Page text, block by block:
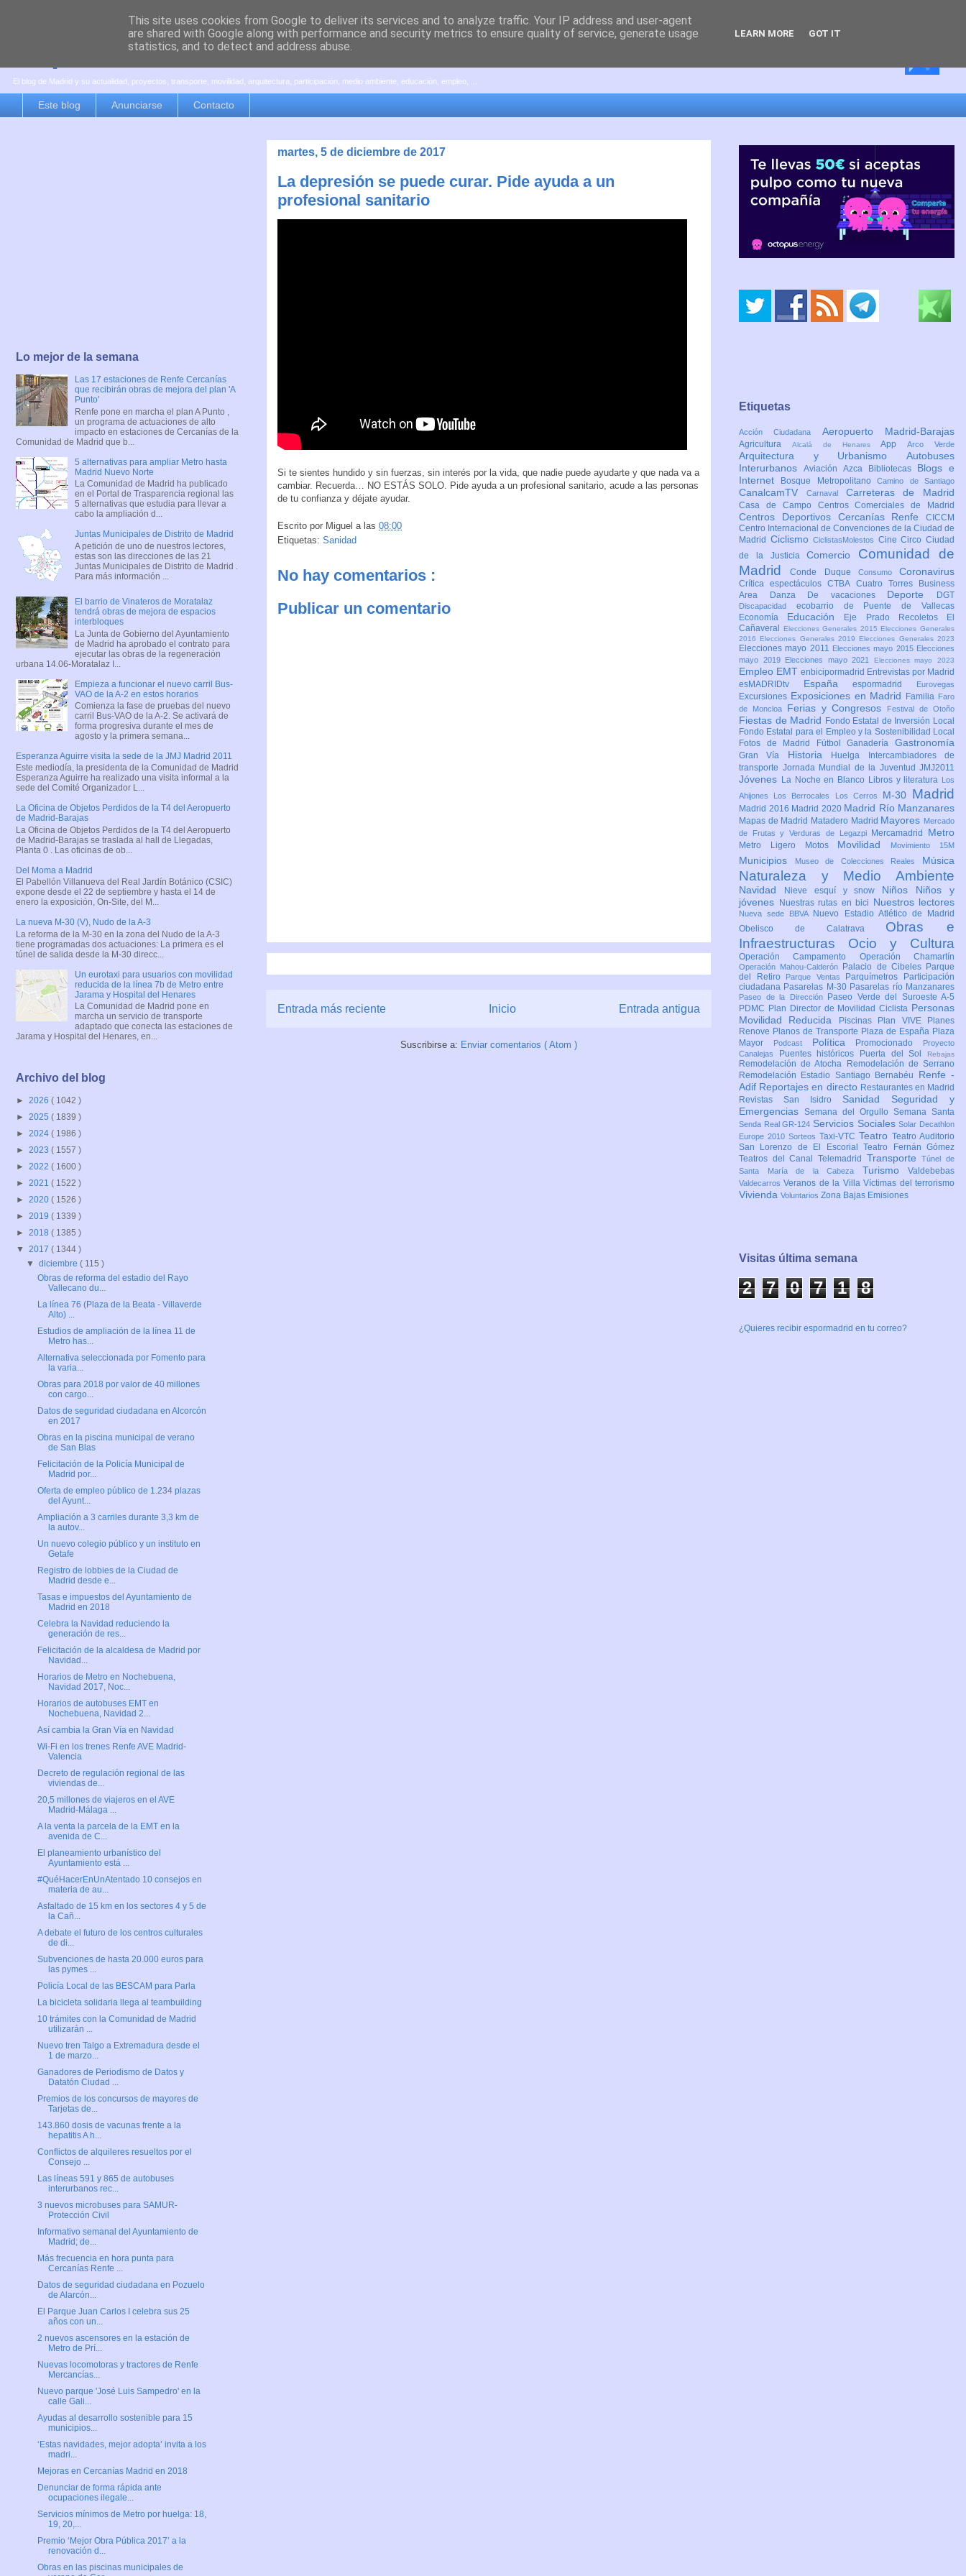
es por madrid
El blog de Madrid y su actualidad, proyectos, transporte, movilidad, arquitectura, participación, medio ambiente, educación, empleo, ...
Este blog Anunciarse Contacto
martes, 5 de diciembre de 2017
La depresión se puede curar. Pide ayuda a un
profesional sanitario
Si te sientes hundido y sin fuerzas, sin interés por la vida, que nadie puede ayudarte y que nada va a
cambiar. Recuerda… NO ESTÁS SOLO. Pide ayuda a un profesional sanitario, acude a las personas
de tu confianza y déjate ayudar.
Escrito por Miguel a las 08:00
Etiquetas: Sanidad
No hay comentarios :
Publicar un comentario
Entrada más reciente Entrada antigua
Inicio
Suscribirse a: Enviar comentarios ( Atom )
Lo mejor de la semana
Las 17 estaciones de Renfe Cercanías
que recibirán obras de mejora del plan 'A
Punto'
Renfe pone en marcha el plan A Punto ,
un programa de actuaciones de alto
impacto en estaciones de Cercanías de la
Comunidad de Madrid que b...
5 alternativas para ampliar Metro hasta
Madrid Nuevo Norte
La Comunidad de Madrid ha publicado
en el Portal de Trasparencia regional las
5 alternativas que estudia para llevar a
cabo la ampliación d...
Juntas Municipales de Distrito de Madrid
A petición de uno de nuestros lectores,
estas son las direcciones de las 21
Juntas Municipales de Distrito de Madrid .
Para más información ...
El barrio de Vinateros de Moratalaz
tendrá obras de mejora de espacios
interbloques
La Junta de Gobierno del Ayuntamiento
de Madrid ha aprobado el contrato para
ejecutar las obras de la regeneración
urbana 14.06-Moratalaz I...
Empieza a funcionar el nuevo carril Bus-
VAO de la A-2 en estos horarios
Comienza la fase de pruebas del nuevo
carril Bus-VAO de la A-2. Se activará de
forma progresiva durante el mes de
agosto y la primera semana...
Esperanza Aguirre visita la sede de la JMJ Madrid 2011
Este mediodía, la presidenta de la Comunidad de Madrid
Esperanza Aguirre ha realizado una visita informal a la
sede del Comité Organizador L...
La Oficina de Objetos Perdidos de la T4 del Aeropuerto
de Madrid-Barajas
La Oficina de Objetos Perdidos de la T4 del Aeropuerto
de Madrid-Barajas se traslada al hall de Llegadas,
Planta 0 . Las oficinas de ob...
Del Moma a Madrid
El Pabellón Villanueva del Real Jardín Botánico (CSIC)
expone desde el 22 de septiembre y hasta el 14 de
enero la exposición, On-Site, del M...
La nueva M-30 (V), Nudo de la A-3
La reforma de la M-30 en la zona del Nudo de la A-3
tiene programadas dos actuaciones: La primera es el
túnel de salida desde la M-30 direcc...
Un eurotaxi para usuarios con movilidad
reducida de la línea 7b de Metro entre
Jarama y Hospital del Henares
La Comunidad de Madrid pone en
marcha un servicio de transporte
adaptado que conecta las estaciones de
Jarama y Hospital del Henares, en...
Archivo del blog
► 2026 ( 1042 )
► 2025 ( 1839 )
► 2024 ( 1986 )
► 2023 ( 1557 )
► 2022 ( 1600 )
► 2021 ( 1522 )
► 2020 ( 1526 )
► 2019 ( 1339 )
► 2018 ( 1385 )
▼ 2017 ( 1344 )
▼diciembre( 115 )
Obras de reforma del estadio del Rayo
Vallecano du...
La línea 76 (Plaza de la Beata - Villaverde
Alto) ...
Estudios de ampliación de la línea 11 de
Metro has...
Alternativa seleccionada por Fomento para
la varia...
Obras para 2018 por valor de 40 millones
con cargo...
Datos de seguridad ciudadana en Alcorcón
en 2017
Obras en la piscina municipal de verano
de San Blas
Felicitación de la Policía Municipal de
Madrid por...
Oferta de empleo público de 1.234 plazas
del Ayunt...
Ampliación a 3 carriles durante 3,3 km de
la autov...
Un nuevo colegio público y un instituto en
Getafe
Registro de lobbies de la Ciudad de
Madrid desde e...
Tasas e impuestos del Ayuntamiento de
Madrid en 2018
Celebra la Navidad reduciendo la
generación de res...
Felicitación de la alcaldesa de Madrid por
Navidad...
Horarios de Metro en Nochebuena,
Navidad 2017, Noc...
Horarios de autobuses EMT en
Nochebuena, Navidad 2...
Así cambia la Gran Vía en Navidad
Wi-Fi en los trenes Renfe AVE Madrid-
Valencia
Decreto de regulación regional de las
viviendas de...
20,5 millones de viajeros en el AVE
Madrid-Málaga ...
A la venta la parcela de la EMT en la
avenida de C...
El planeamiento urbanístico del
Ayuntamiento está ...
#QuéHacerEnUnAtentado 10 consejos en
materia de au...
Asfaltado de 15 km en los sectores 4 y 5 de
la Cañ...
A debate el futuro de los centros culturales
de di...
Subvenciones de hasta 20.000 euros para
las pymes ...
Policía Local de las BESCAM para Parla
La bicicleta solidaria llega al teambuilding
10 trámites con la Comunidad de Madrid
utilizarán ...
Nuevo tren Talgo a Extremadura desde el
1 de marzo...
Ganadores de Periodismo de Datos y
Datatón Ciudad ...
Premios de los concursos de mayores de
Tarjetas de...
143.860 dosis de vacunas frente a la
hepatitis A h...
Conflictos de alquileres resueltos por el
Consejo ...
Las líneas 591 y 865 de autobuses
interurbanos rec...
3 nuevos microbuses para SAMUR-
Protección Civil
Informativo semanal del Ayuntamiento de
Madrid; de...
Más frecuencia en hora punta para
Cercanías Renfe ...
Datos de seguridad ciudadana en Pozuelo
de Alarcón...
El Parque Juan Carlos I celebra sus 25
años con un...
2 nuevos ascensores en la estación de
Metro de Prí...
Nuevas locomotoras y tractores de Renfe
Mercancías...
Nuevo parque 'José Luis Sampedro' en la
calle Gali...
Ayudas al desarrollo sostenible para 15
municipios...
‘Estas navidades, mejor adopta’ invita a los
madri...
Mejoras en Cercanías Madrid en 2018
Denunciar de forma rápida ante
ocupaciones ilegale...
Servicios mínimos de Metro por huelga: 18,
19, 20,...
Premio ‘Mejor Obra Pública 2017’ a la
renovación d...
Obras en las piscinas municipales de
Etiquetas
Acción Ciudadana Aeropuerto Madrid-Barajas
Agricultura Alcalá de HenaresAppArco Verde
Arquitectura y Urbanismo Autobuses
Interurbanos Aviación Azca Bibliotecas Blogs e
Internet
Bosque MetropolitanoCamino de Santiago
CanalcamTV Carnaval Carreteras de Madrid
Casa de Campo Centros Comerciales de Madrid
Centros Deportivos Cercanías Renfe CICCM
Centro Internacional de Convenciones de la Ciudad de
Madrid CiclismoCiclistasMolestos CineCircoCiudad
de la JusticiaComercio Comunidad de
MadridConde Duque Consumo Coronavirus
Crítica espectáculosCTBA Cuatro Torres Business
Area
Danza De vacaciones Deporte DGT
Discapacidad ecobarrio de Puente de Vallecas
Economía Educación Eje Prado Recoletos
El
Cañaveral
Elecciones Generales 2015 Elecciones Generales
2016 Elecciones Generales 2019 Elecciones Generales 2023
Elecciones mayo 2011 Elecciones mayo 2015 Elecciones
mayo 2019
Elecciones mayo 2021 Elecciones mayo 2023
Empleo EMT enbicipormadrid Entrevistas por Madrid
esMADRIDtv Españaespormadrid Eurovegas
Excursiones Exposiciones en Madrid Familia Faro
de Moncloa
Ferias y Congresos Festival de Otoño
Fiestas de Madrid Fondo Estatal de Inversión Local
Fondo Estatal para el Empleo y la Sostenibilidad Local
Fotos de Madrid
FútbolGanaderíaGastronomía
Gran Vía Historia Huelga
Intercambiadores de
transporte Jornada Mundial de la Juventud JMJ2011
Jóvenes La Noche en Blanco Libros y literatura
Los
Ahijones
Los Berrocales Los Cerros M-30 Madrid
Madrid 2016 Madrid 2020 Madrid Río Manzanares
Mapas de Madrid Matadero Madrid Mayores Mercado
de Frutas y Verduras de Legazpi
Mercamadrid Metro
Metro Ligero Motos Movilidad Movimiento 15M
Municipios Museo de Colecciones Reales Música
Naturaleza y Medio Ambiente
Navidad Nieve esquí y snow Niños Niños y
jóvenes
Nuestras rutas en bici Nuestros lectores
Nueva sede BBVA
Nuevo Estadio Atlético de Madrid
Obelisco de Calatrava Obras e
Infraestructuras Ocio y Cultura
Operación Campamento Operación Chamartín
Operación Mahou-Calderón Palacio de Cibeles Parque
del Retiro
Parque Ventas Parquímetros
Participación
ciudadana Pasarelas M-30 Pasarelas río Manzanares
Paseo de la Dirección
Paseo Verde del Suroeste A-5
PDMC Plan Director de Movilidad Ciclista Personas
Movilidad Reducida
Piscinas Plan VIVE
Planes
Renove Planos de Transporte Plaza de España Plaza
Mayor
Podcast Política Promocionado
Proyecto
Canalejas
Puentes históricos Puerta del Sol Rebajas
Remodelación de Atocha
Remodelación de Serrano
Remodelación Estadio Santiago Bernabéu Renfe -
Adif Reportajes en directo Restaurantes en Madrid
Revistas San Isidro Sanidad Seguridad y
Emergencias Semana del Orgullo Semana Santa
Senda Real GR-124 Servicios SocialesSolar Decathlon
Europe 2010 Sorteos Taxi-VTC Teatro Teatro Auditorio
San Lorenzo de El EscorialTeatro Fernán Gómez
Teatros del Canal Telemadrid TransporteTúnel de
Santa María de la Cabeza Turismo Valdebebas
ValdecarrosVeranos de la VillaVíctimas del terrorismo
Vivienda Voluntarios Zona Bajas Emisiones
Visitas última semana
2 7 0 7 1 8
¿Quieres recibir espormadrid en tu correo?
This site uses cookies from Google to deliver its services and to analyze traffic. Your IP address and user-agent
are shared with Google along with performance and security metrics to ensure quality of service, generate usage
statistics, and to detect and address abuse.
LEARN MORE GOT IT